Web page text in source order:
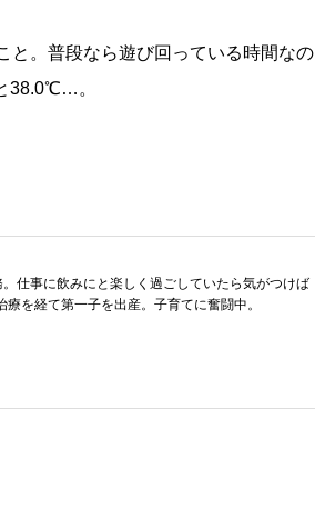
と。普段なら遊び回っている時間なの
38.0℃…。
仕事に飲みにと楽しく過ごしていたら気がつけば
を経て第一子を出産。子育てに奮闘中。